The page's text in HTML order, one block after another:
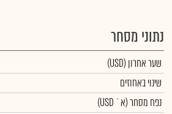
נתוני מסחר
שער אחרון (USD)
שינוי באחוזים
נפח מסחר(א` USD)